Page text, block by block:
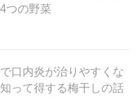
つの野菜
口内炎が治りやすくな
って得する梅干しの話